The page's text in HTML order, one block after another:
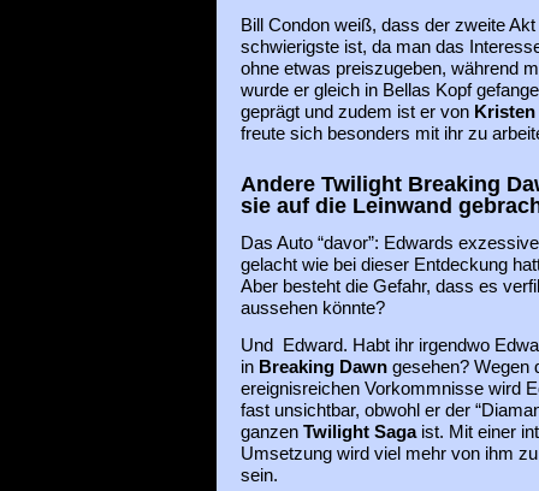
Bill Condon weiß, dass der zweite Akt
schwierigste ist, da man das
ohne etwas preiszugeben, während
wurde er gleich in Bellas Kopf
geprägt und zudem ist er von
freute sich besonders mit ihr zu
Andere Twilight Breaking
sie auf die Leinwand
Das Auto “davor”: Edwards
gelacht wie bei dieser Entdeckung
Aber besteht die Gefahr, dass es
aussehen könnte?
Und Edward. Habt ihr irgendwo
in Breaking Dawngesehen? Wegen
ereignisreichen Vorkommnisse wird
fast unsichtbar, obwohl er der
ganzen Twilight Sagaist. Mit einer
Umsetzung wird viel mehr von ihm
sein.